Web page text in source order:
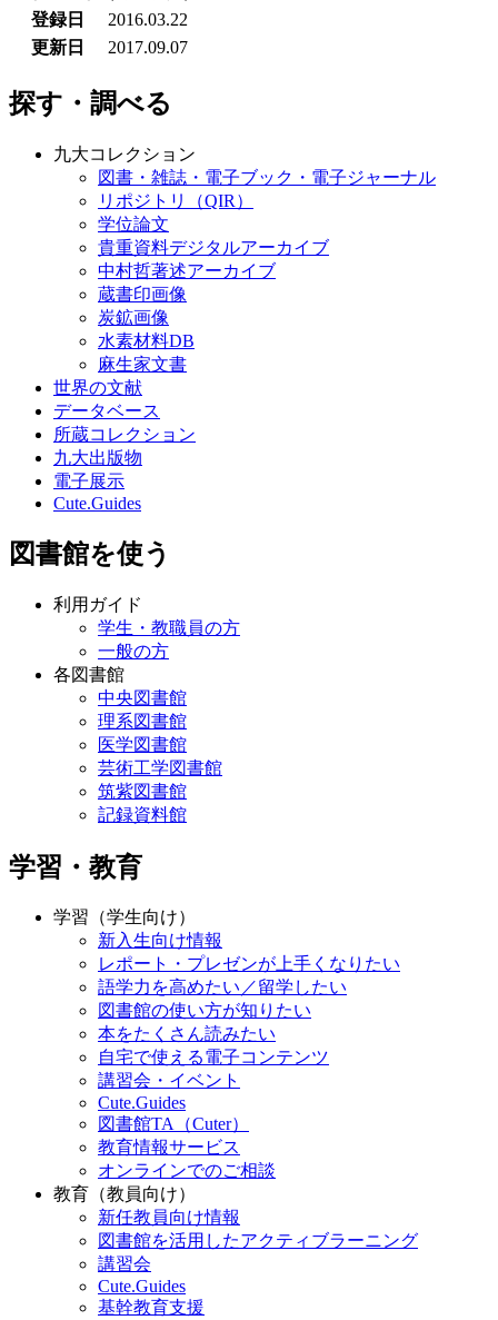
登録日
2016.03.22
更新日
2017.09.07
探す・調べる
九大コレクション
図書・雑誌・電子ブック・電子ジャーナル
リポジトリ（QIR）
学位論文
貴重資料デジタルアーカイブ
中村哲著述アーカイブ
蔵書印画像
炭鉱画像
水素材料DB
麻生家文書
世界の文献
データベース
所蔵コレクション
九大出版物
電子展示
Cute.Guides
図書館を使う
利用ガイド
学生・教職員の方
一般の方
各図書館
中央図書館
理系図書館
医学図書館
芸術工学図書館
筑紫図書館
記録資料館
学習・教育
学習（学生向け）
新入生向け情報
レポート・プレゼンが上手くなりたい
語学力を高めたい／留学したい
図書館の使い方が知りたい
本をたくさん読みたい
自宅で使える電子コンテンツ
講習会・イベント
Cute.Guides
図書館TA（Cuter）
教育情報サービス
オンラインでのご相談
教育（教員向け）
新任教員向け情報
図書館を活用したアクティブラーニング
講習会
Cute.Guides
基幹教育支援